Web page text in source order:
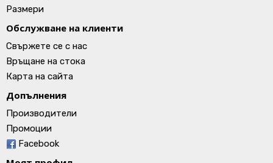
Размери
Обслужване на клиенти
Свържете се с нас
Връщане на стока
Карта на сайта
Допълнения
Производители
Промоции
Facebook